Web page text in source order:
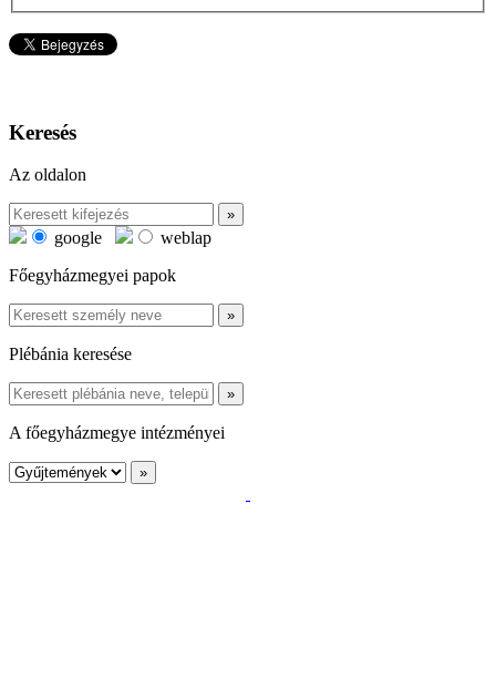
Keresés
Az oldalon
google
weblap
Főegyházmegyei papok
Plébánia keresése
A főegyházmegye intézményei